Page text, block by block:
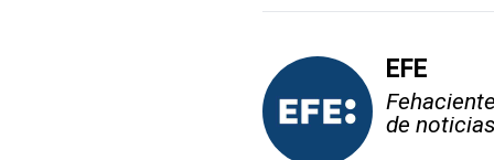
EFE
de